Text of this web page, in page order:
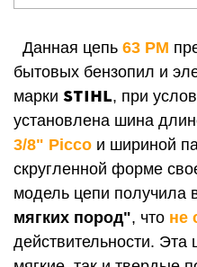
Данная цепь 63 РМ
бытовых бензопил и
марки STIHL, при
установлена шина
3/8" Picco и шириной
скругленной форме
модель цепи получила
мягких пород", что не
действительности. Эта